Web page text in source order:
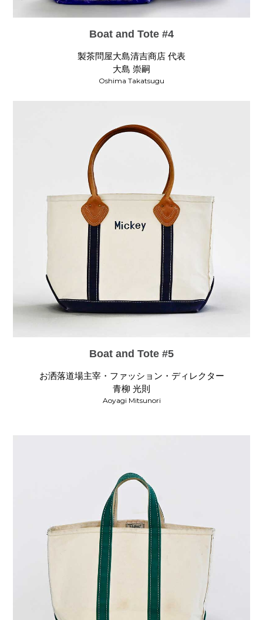
Boat and Tote #4
製茶問屋大島清吉商店 代表
大島 崇嗣
Oshima Takatsugu
Boat and Tote #5
お洒落道場主宰・ファッション・ディレクター
青柳 光則
Aoyagi Mitsunori